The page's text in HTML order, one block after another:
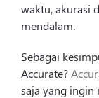
waktu, akurasi
mendalam.
Sebagai
Accurate?
saja yang ingin